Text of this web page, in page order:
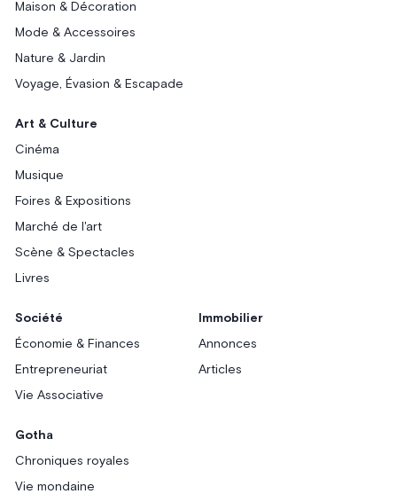
Maison & Décoration
Mode & Accessoires
Nature & Jardin
Voyage, Évasion & Escapade
Art & Culture
Cinéma
Musique
Foires & Expositions
Marché de l'art
Scène & Spectacles
Livres
Société
Économie & Finances
Entrepreneuriat
Vie Associative
Immobilier
Annonces
Articles
Gotha
Chroniques royales
Vie mondaine